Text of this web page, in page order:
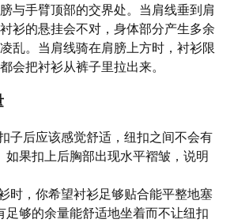
与手臂顶部的交界处。当肩线垂到肩
衫的悬挂会不对，身体部分产生多余
乱。当肩线骑在肩膀上方时，衬衫限
会把衬衫从裤子里拉出来。
子后应该感觉舒适，纽扣之间不会有
如果扣上后胸部出现水平褶皱，说明
时，你希望衬衫足够贴合能平整地塞
足够的余量能舒适地坐着而不让纽扣